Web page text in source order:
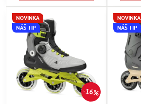
16%
NOVINKA
NÁŠ TIP
NOVINKA
NÁŠ TIP